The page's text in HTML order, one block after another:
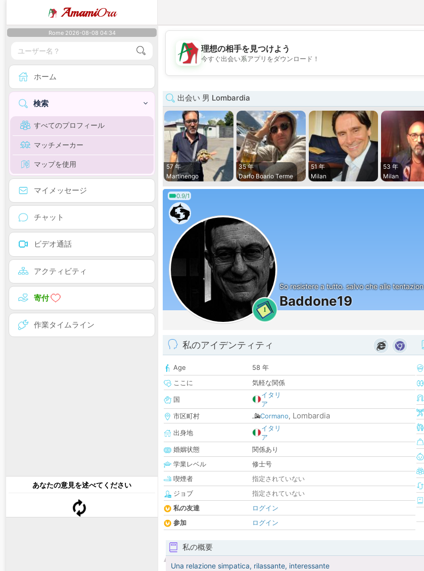
AmamiOra
Rome 2026-08-08 04:34
ホーム
検索
すべてのプロフィール
マッチメーカー
マップを使用
マイメッセージ
チャット
ビデオ通話
アクティビティ
寄付
作業タイムライン
あなたの意見を述べてください
💖
💕
理想の相手を見つけよう
今すぐ出会い系アプリをダウンロード！
出会い 男 Lombardia
57 年
Martinengo
35 年
Darfo Boario Terme
51 年
Milan
53 年
Milan
0.9/1
1
So resistere a tutto. salvo che alle tentazion
Baddone19
私のアイデンティティ
Age
58 年
ここに
気軽な関係
国
イタリ
ア
市区町村
Cormano, Lombardia
出身地
イタリ
ア
婚姻状態
関係あり
学業レベル
修士号
喫煙者
指定されていない
ジョブ
指定されていない
私の友達
ログイン
参加
ログイン
私の概要
Una relazione simpatica, rilassante, interessante